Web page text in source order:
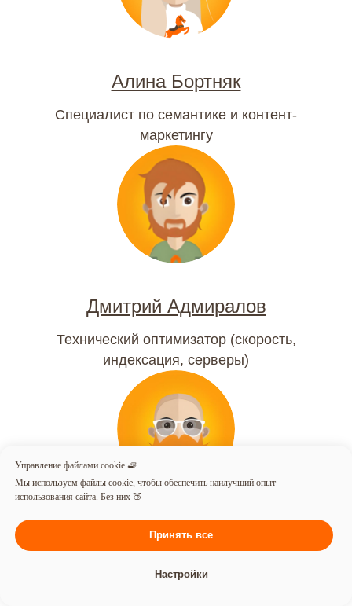
Алина Бортняк
Специалист по семантике и контент-
маркетингу
Дмитрий Адмиралов
Технический оптимизатор (скорость,
индексация, серверы)
Евмений Тимшанский
в e‑commerce
Управление файлами cookie 🧇
Мы используем файлы cookie, чтобы обеспечить наилучший опыт
использования сайта. Без них 🍑
Принять все
Настройки